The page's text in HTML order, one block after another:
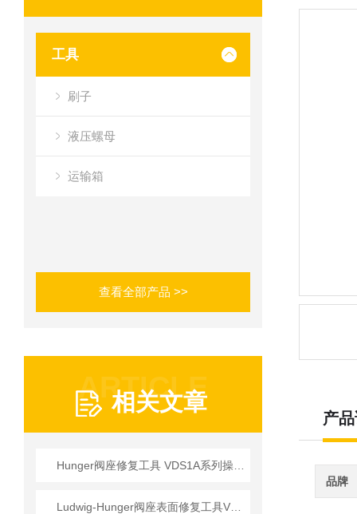
工具
刷子
液压螺母
运输箱
查看全部产品 >>
ARTICLE
相关文章
产
品牌